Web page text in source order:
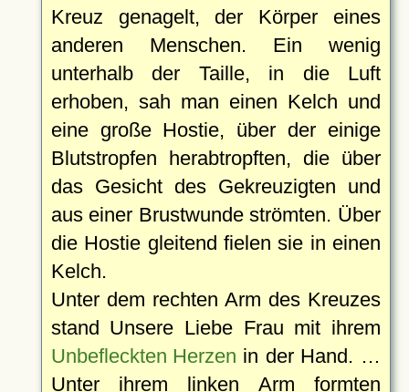
Kreuz genagelt, der Körper eines
anderen Menschen. Ein wenig
unterhalb der Taille, in die Luft
erhoben, sah man einen Kelch und
eine große Hostie, über der einige
Blutstropfen herabtropften, die über
das Gesicht des Gekreuzigten und
aus einer Brustwunde strömten. Über
die Hostie gleitend fielen sie in einen
Kelch.
Unter dem rechten Arm des Kreuzes
stand Unsere Liebe Frau mit ihrem
Unbefleckten Herzen in der Hand. …
Unter ihrem linken Arm formten